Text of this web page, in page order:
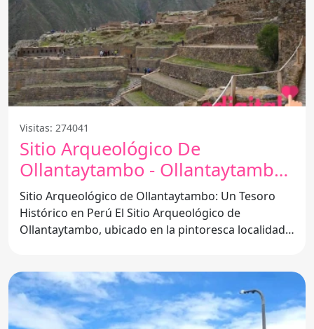
Visitas: 274041
Sitio Arqueológico De
Ollantaytambo - Ollantaytambo
08676
Sitio Arqueológico de Ollantaytambo: Un Tesoro
Histórico en Perú El Sitio Arqueológico de
Ollantaytambo, ubicado en la pintoresca localidad